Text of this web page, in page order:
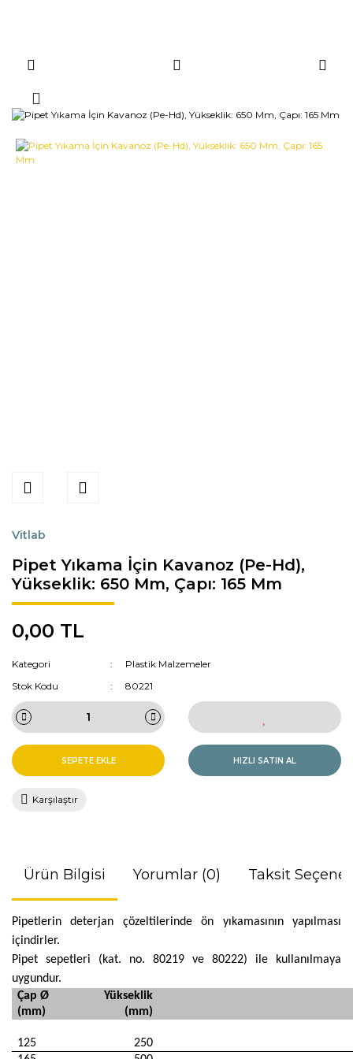
Vitlab
Pipet Yıkama İçin Kavanoz (Pe-Hd),
Yükseklik: 650 Mm, Çapı: 165 Mm
0,00 TL
Kategori
Plastik Malzemeler
Stok Kodu
80221
SEPETE EKLE HIZLI SATIN AL
Karşılaştır
Ürün Bilgisi Yorumlar (0) Taksit
Pipetlerin deterjan çözeltilerinde ön yıkamasının yapılması
içindirler.
Pipet sepetleri (kat. no. 80219 ve 80222) ile kullanılmaya
uygundur.
Çap Ø
(mm)
Yükseklik
(mm)
125
250